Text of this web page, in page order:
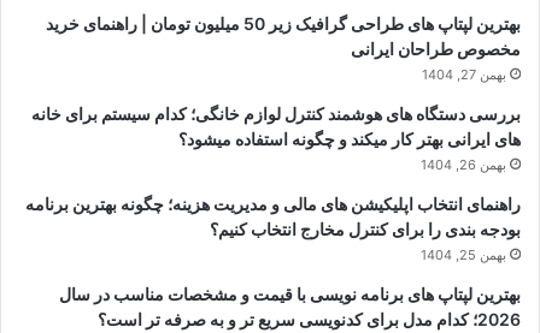
بهترین لپتاپ های طراحی گرافیک زیر 50 میلیون تومان | راهنمای خرید
مخصوص طراحان ایرانی
بهمن 27, 1404
بررسی دستگاه های هوشمند کنترل لوازم خانگی؛ کدام سیستم برای خانه
های ایرانی بهتر کار میکند و چگونه استفاده میشود؟
بهمن 26, 1404
راهنمای انتخاب اپلیکیشن های مالی و مدیریت هزینه؛ چگونه بهترین برنامه
بودجه بندی را برای کنترل مخارج انتخاب کنیم؟
بهمن 25, 1404
بهترین لپتاپ های برنامه نویسی با قیمت و مشخصات مناسب در سال
2026؛ کدام مدل برای کدنویسی سریع تر و به صرفه تر است؟